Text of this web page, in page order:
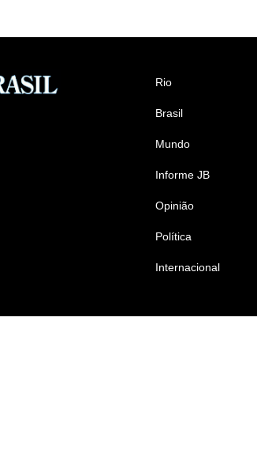
Rio
Brasil
Mundo
Informe JB
Opinião
Política
Internacional